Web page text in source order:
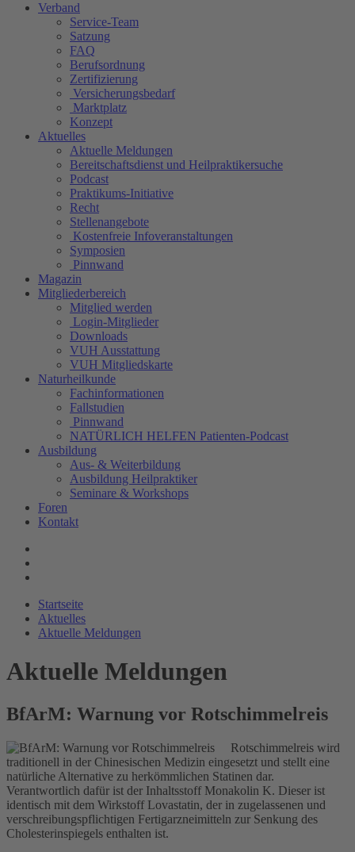
Verband
Service-Team
Satzung
FAQ
Berufsordnung
Zertifizierung
Versicherungsbedarf
Marktplatz
Konzept
Aktuelles
Aktuelle Meldungen
Bereitschaftsdienst und Heilpraktikersuche
Podcast
Praktikums-Initiative
Recht
Stellenangebote
Kostenfreie Infoveranstaltungen
Symposien
Pinnwand
Magazin
Mitgliederbereich
Mitglied werden
Login-Mitglieder
Downloads
VUH Ausstattung
VUH Mitgliedskarte
Naturheilkunde
Fachinformationen
Fallstudien
Pinnwand
NATÜRLICH HELFEN Patienten-Podcast
Ausbildung
Aus- & Weiterbildung
Ausbildung Heilpraktiker
Seminare & Workshops
Foren
Kontakt
Startseite
Aktuelles
Aktuelle Meldungen
Aktuelle Meldungen
BfArM: Warnung vor Rotschimmelreis
Rotschimmelreis wird
traditionell in der Chinesischen Medizin eingesetzt und stellt eine
natürliche Alternative zu herkömmlichen Statinen dar.
Verantwortlich dafür ist der Inhaltsstoff Monakolin K. Dieser ist
identisch mit dem Wirkstoff Lovastatin, der in zugelassenen und
verschreibungspflichtigen Fertigarzneimitteln zur Senkung des
Cholesterinspiegels enthalten ist.